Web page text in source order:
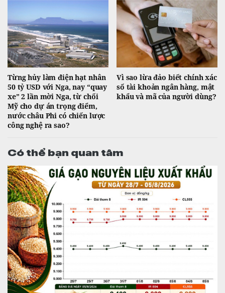
Từng hủy làm điện hạt nhân
50 tỷ USD với Nga, nay “quay
xe” 2 lần mời Nga, từ chối
Mỹ cho dự án trọng điểm,
nước châu Phi có chiến lược
công nghệ ra sao?
Vì sao lừa đảo biết chính xác
số tài khoản ngân hàng, mật
khẩu và mã của người dùng?
Có thể bạn quan tâm